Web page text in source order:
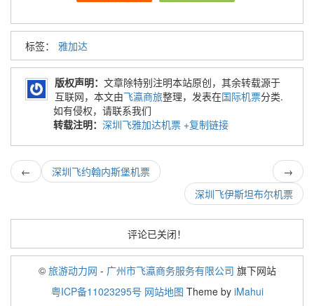
标签： 雅加达
版权声明： 文章除特别注明本站原创，其余转载源于
互联网，本文由飞瀛商旅整理，发表在国际机票分类.
如有侵权，请联系我们
转载注明： 深圳飞雅加达机票 +复制链接
← 深圳飞约翰内斯堡机票
→
深圳飞伊斯坦布尔机票
评论已关闭！
© 旅游动力网 - 广州市飞瀛商务服务有限公司 旗下网站
粤ICP备11023295号 网站地图 Theme by iMahui